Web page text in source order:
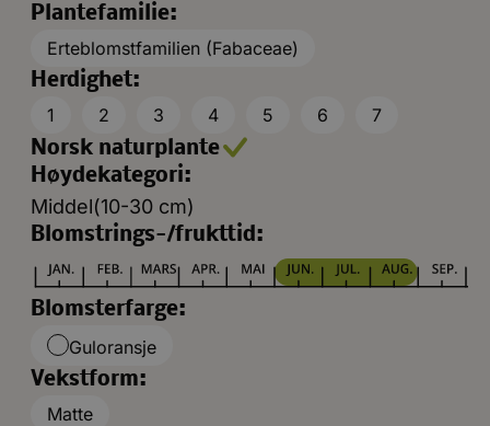
Plantefamilie:
Erteblomstfamilien (Fabaceae)
Herdighet:
1
2 3 4 5 6
7
Norsk naturplante
Høydekategori:
Middel(10-30 cm)
Blomstrings-/frukttid:
Blomsterfarge:
Guloransje
Vekstform:
Matte